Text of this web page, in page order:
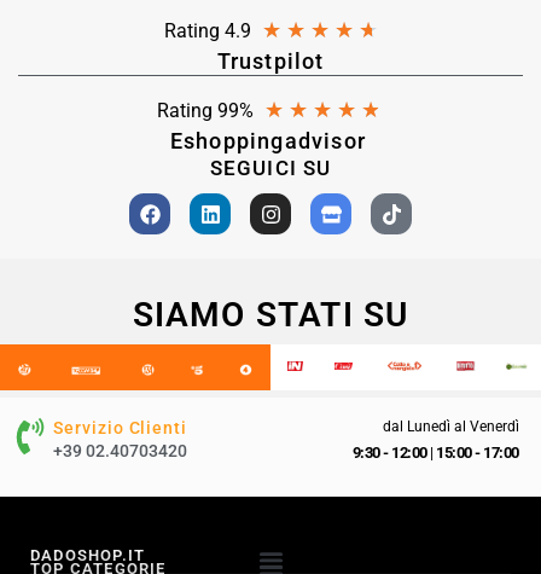
Rating 4.9 ★ ★ ★ ★ ★
Trustpilot
Rating 99% ★ ★ ★ ★ ★
Eshoppingadvisor
SEGUICI SU
SIAMO STATI SU
Servizio Clienti
+39 02.40703420
dal Lunedì al Venerdì
9:30 - 12:00| 15:00 - 17:00
DADOSHOP.IT
TOP CATEGORIE